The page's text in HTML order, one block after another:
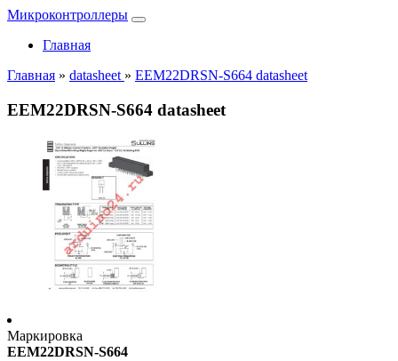
Микроконтроллеры
Главная
Главная » datasheet » EEM22DRSN-S664 datasheet
EEM22DRSN-S664 datasheet
Маркировка
EEM22DRSN-S664